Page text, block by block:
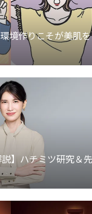
境作りこそが美肌を
説】ハチミツ研究＆先